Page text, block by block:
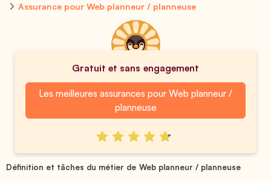
Assurance pour Web planneur / planneuse
Gratuit et sans engagement
Les meilleures assurances pour Web planneur /
planneuse
Définition et tâches du métier de Web planneur / planneuse